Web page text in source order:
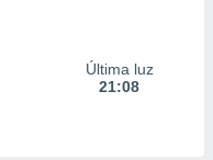
Última luz
21:08